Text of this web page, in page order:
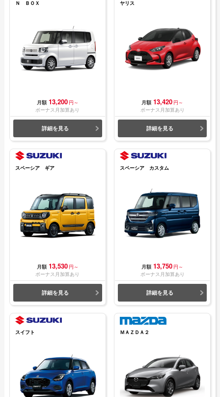
Ｎ ＢＯＸ
月額 13,200 円～
ボーナス月加算あり
詳細を見る
ヤリス
月額 13,420 円～
ボーナス月加算あり
詳細を見る
スペーシア ギア
月額 13,530 円～
ボーナス月加算あり
詳細を見る
スペーシア カスタム
月額 13,750 円～
ボーナス月加算あり
詳細を見る
スイフト ＭＡＺＤＡ２